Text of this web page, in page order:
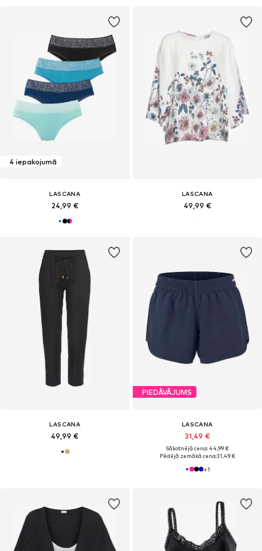
4 iepakojumā
LASCANA
24,99 €
LASCANA
49,99 €
LASCANA
49,99 €
PIEDĀVĀJUMS
LASCANA
31,49 €
Sākotnējā cena: 44,99 €
Pēdējā zemākā cena:31,49 €
+1